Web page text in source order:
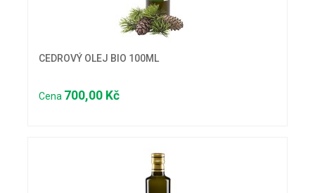
CEDROVÝ OLEJ BIO 100ML
Cena 700,00 Kč